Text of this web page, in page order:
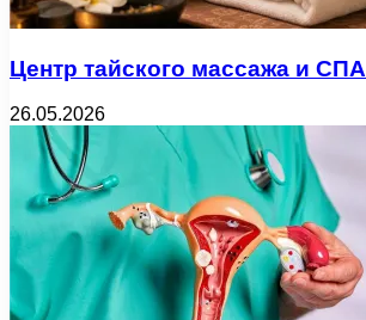
Центр тайского массажа и
26.05.2026